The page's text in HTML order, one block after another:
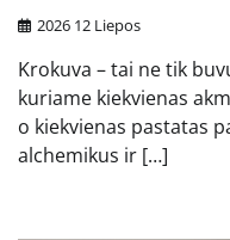
2026 12 Liepos
Krokuva – tai ne tik
kuriame kiekvienas
o kiekvienas pastatas
alchemikus ir […]